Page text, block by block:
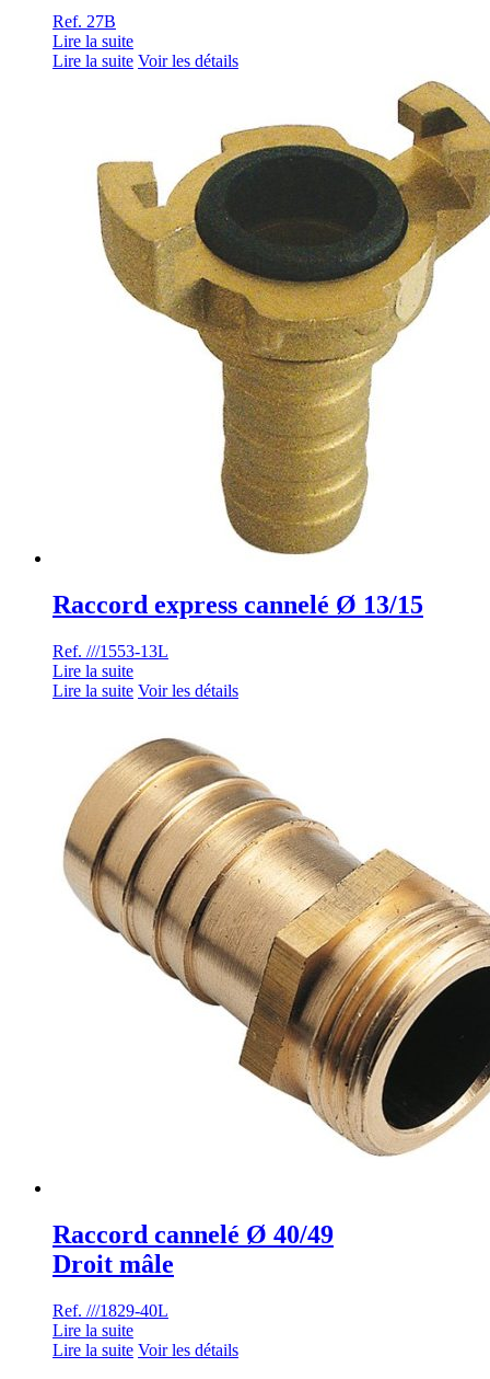
Ref. 27B
Lire la suite
Lire la suite Voir les détails
Raccord express cannelé Ø 13/15
Ref. ///1553-13L
Lire la suite
Lire la suite Voir les détails
Raccord cannelé Ø 40/49
Droit mâle
Ref. ///1829-40L
Lire la suite
Lire la suite Voir les détails